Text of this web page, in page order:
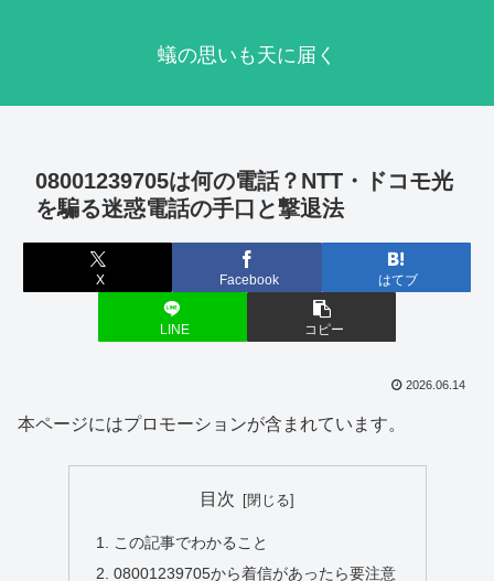
蟻の思いも天に届く
08001239705は何の電話？NTT・ドコモ光
を騙る迷惑電話の手口と撃退法
X Facebook はてブ
LINE コピー
2026.06.14
本ページにはプロモーションが含まれています。
目次
この記事でわかること
08001239705から着信があったら要注意